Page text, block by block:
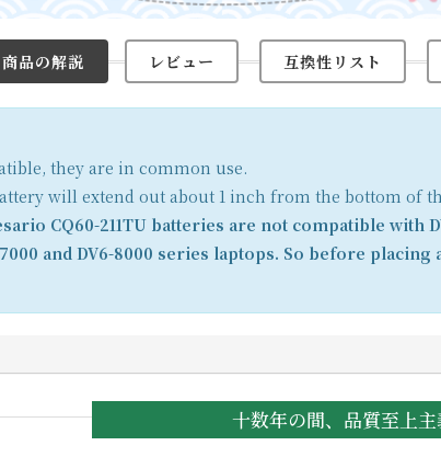
商品の解説 レビュー 互換性リスト
they are in common use.
will extend out about 1 inch from the bottom
CQ60-211TU batteries are not compatible with
7000 and DV6-8000 series laptops. So before
十数年の間、品質至上